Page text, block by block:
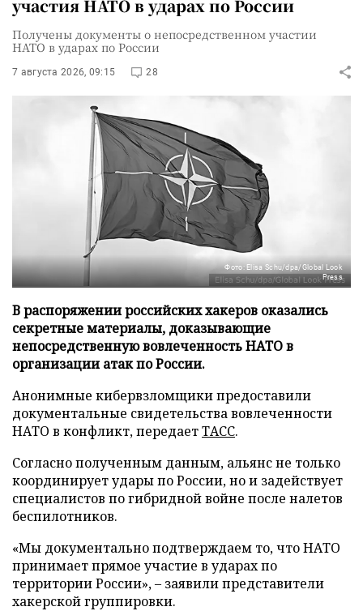
участия НАТО в ударах по России
Получены документы о непосредственном участии
НАТО в ударах по России
7 августа 2026, 09:15 28
Фото: Elisa Schu/dpa/Global Look
Press
В распоряжении российских хакеров оказались
секретные материалы, доказывающие
непосредственную вовлеченность НАТО в
организации атак по России.
Анонимные кибервзломщики предоставили
документальные свидетельства вовлеченности
НАТО в конфликт, передаетТАСС.
Согласно полученным данным, альянс не только
координирует удары по России, но и задействует
специалистов по гибридной войне после налетов
беспилотников.
«Мы документально подтверждаем то, что НАТО
принимает прямое участие в ударах по
территории России», – заявили представители
хакерской группировки.